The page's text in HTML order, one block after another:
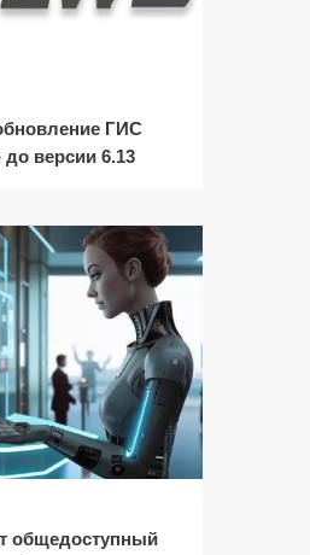
ГИС
версии 6.13
общедоступный